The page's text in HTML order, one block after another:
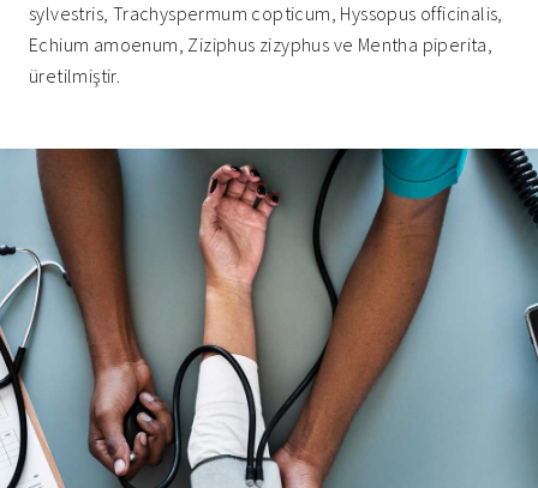
sylvestris, Trachyspermum copticum, Hyssopus officinalis,
Echium amoenum, Ziziphus zizyphus ve Mentha piperita,
üretilmiştir.